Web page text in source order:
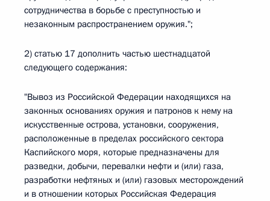
сотрудничества в борьбе с преступностью и
незаконным распространением оружия.";
2) статью 17 дополнить частью шестнадцатой
следующего содержания:
"Вывоз из Российской Федерации находящихся на
законных основаниях оружия и патронов к нему на
искусственные острова, установки, сооружения,
расположенные в пределах российского сектора
Каспийского моря, которые предназначены для
разведки, добычи, перевалки нефти и (или) газа,
разработки нефтяных и (или) газовых месторождений
и в отношении которых Российская Федерация